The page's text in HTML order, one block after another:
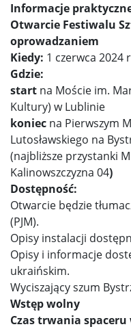
Informacje
Otwarcie Festiwalu
oprowadzaniem
Kiedy: 1 czerwca 2024
Gdzie:
start na Moście im.
Kultury) w Lublinie
koniec na Pierwszym
Lutosławskiego na
(najbliższe przystanki
Kalinowszczyzna 04)
Dostępność:
Otwarcie będzie
(PJM).
Opisy instalacji
Opisy i informacje
ukraińskim.
Wyciszający szum
Wstęp wolny
Czas trwania spaceru